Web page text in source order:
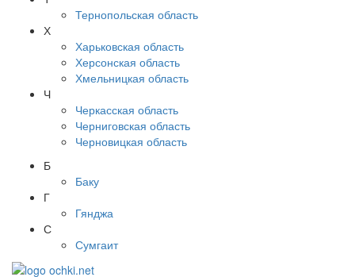
Тернопольская область
Х
Харьковская область
Херсонская область
Хмельницкая область
Ч
Черкасская область
Черниговская область
Черновицкая область
Б
Баку
Г
Гянджа
С
Сумгаит